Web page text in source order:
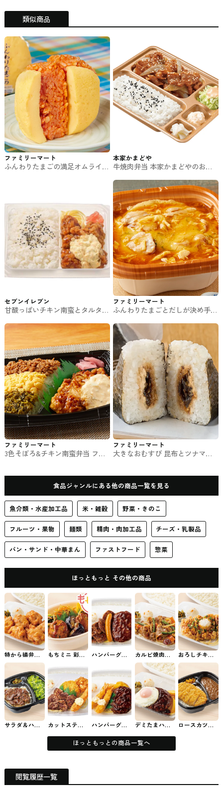
類似商品
ファミリーマート
ふんわりたまごの満足オムライス
本家かまどや
牛焼肉弁当 本家かまどやのお弁
セブンイレブン
甘酸っぱいチキン南蛮とタルタル
イレブン
ファミリーマート
ふんわりたまごとだしが決め手の
ファミリーマート
3色そぼろ&チキン南蛮弁当 ファ
ファミリーマート
大きなおむすび 昆布とツナマヨ
食品ジャンルにある他の商品一覧を見る
魚介類・水産加工品 米・雑穀 野菜・きのこ
フルーツ・果物 麺類 精肉・肉加工品 チーズ・乳製品
パン・サンド・中華まん ファストフード 惣菜
ほっともっと その他の商品
特から揚弁当
ほっともっと
のお弁当
もちミニ 彩・
豆腐ハンバー
グ弁当 ほっと
もっとのお弁
当
ハンバーグ＆
カットステー
ナー付) ほっと
もっとのお弁
当
カルビ焼肉弁
当 ほっともっ
とのお弁当
おろしチキン
竜田弁当 ほっ
ともっとのお
サラダ＆ハー
フ・カットス
カットステー
キ＆ミックス
フライ弁当 ほ
っともっとの
ハンバーグ＆
エビフライ弁
当 ほっともっ
とのお弁当
デミたまハン
バーグ弁当 ほ
っともっとの
お弁当
ロースカツカ
レー ほっとも
ほっともっとの商品一覧へ
閲覧履歴一覧